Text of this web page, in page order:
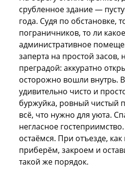
срубленное здание —
года. Судя по обстановке,
пограничников, то ли
административное
заперта на простой засов,
преградой: аккуратно
осторожно вошли внутрь.
удивительно чисто и
буржуйка, ровный чистый
всё, что нужно для уюта.
негласное
остаёмся. При отъезде, как
приберём, закроем и
такой же порядок.